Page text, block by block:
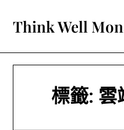
content
Think Well
標籤: 雲